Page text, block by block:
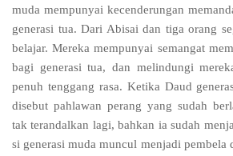
muda mempunyai kecenderungan
generasi tua. Dari Abisai dan tiga orang
belajar. Mereka mempunyai semangat
bagi generasi tua, dan melindungi
penuh tenggang rasa. Ketika Daud
disebut pahlawan perang yang sudah
tak terandalkan lagi, bahkan ia sudah
si generasi muda muncul menjadi pembela